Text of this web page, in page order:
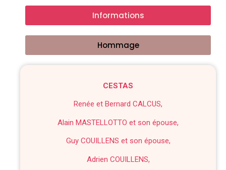
Informations
Hommage
CESTAS
Renée et Bernard CALCUS,
Alain MASTELLOTTO et son épouse,
Guy COUILLENS et son épouse,
Adrien COUILLENS,